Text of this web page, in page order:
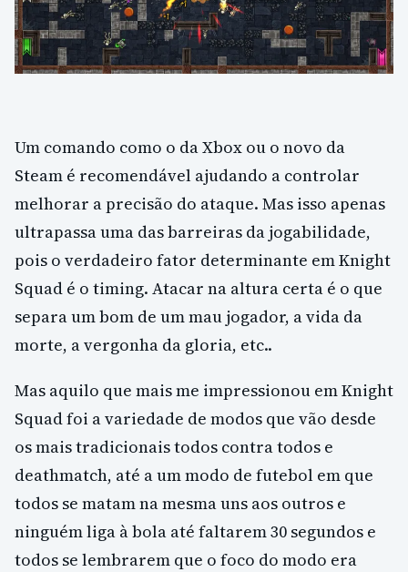
Um comando como o da Xbox ou o novo da
Steam é recomendável ajudando a controlar
melhorar a precisão do ataque. Mas isso apenas
ultrapassa uma das barreiras da jogabilidade,
pois o verdadeiro fator determinante em Knight
Squad é o timing. Atacar na altura certa é o que
separa um bom de um mau jogador, a vida da
morte, a vergonha da gloria, etc..
Mas aquilo que mais me impressionou em Knight
Squad foi a variedade de modos que vão desde
os mais tradicionais todos contra todos e
deathmatch, até a um modo de futebol em que
todos se matam na mesma uns aos outros e
ninguém liga à bola até faltarem 30 segundos e
todos se lembrarem que o foco do modo era